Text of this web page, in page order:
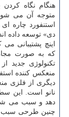
هنگام نگاه
متوجه آن می
استنفورد چاره
اینچ پشتیبانی
که به صورت
تکنولوژی جدید
منعکس کننده
دیگری از فلزی
نانو است. این
دهد و سبب می
چنین طرحی سبب